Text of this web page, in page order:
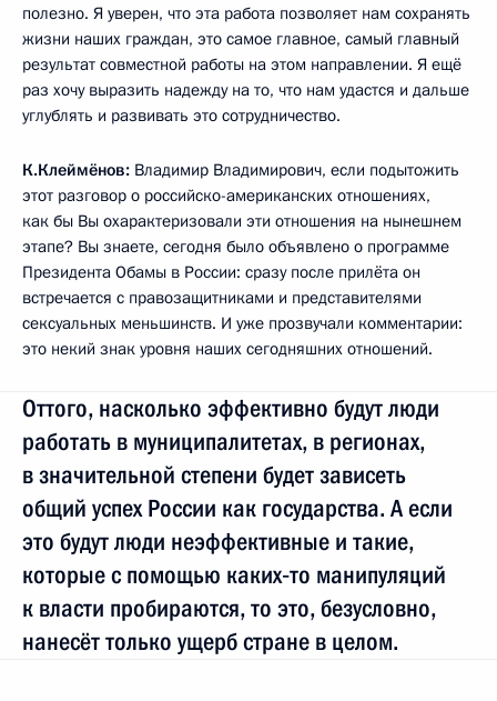
полезно. Я уверен, что эта работа позволяет нам сохранять
жизни наших граждан, это самое главное, самый главный
результат совместной работы на этом направлении. Я ещё
раз хочу выразить надежду на то, что нам удастся и дальше
углублять и развивать это сотрудничество.
К.Клеймёнов: Владимир Владимирович, если подытожить
этот разговор о российско-американских отношениях,
как бы Вы охарактеризовали эти отношения на нынешнем
этапе? Вы знаете, сегодня было объявлено о программе
Президента Обамы в России: сразу после прилёта он
встречается с правозащитниками и представителями
сексуальных меньшинств. И уже прозвучали комментарии:
это некий знак уровня наших сегодняшних отношений.
Оттого, насколько эффективно будут люди
работать в муниципалитетах, в регионах,
в значительной степени будет зависеть
общий успех России как государства. А если
это будут люди неэффективные и такие,
которые с помощью каких‑то манипуляций
к власти пробираются, то это, безусловно,
нанесёт только ущерб стране в целом.